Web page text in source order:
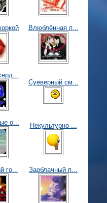
Влюблённая п...
Суеверный см...
о... Некультурно ...
го... Заоблачный п...